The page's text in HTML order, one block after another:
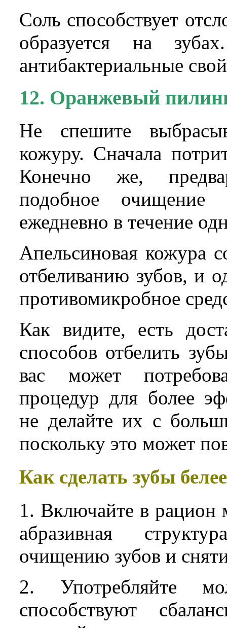
Соль способствует
образуется на
антибактериальные
12. Оранжевый
Не спешите
кожуру. Сначала
Конечно же,
подобное очищение
ежедневно в течение
Апельсиновая кожура
отбеливанию зубов, и
противомикробное
Как видите, есть
способов отбелить
вас может
процедур для более
не делайте их с
поскольку это может
Как сделать зубы
1. Включайте в рацион
абразивная
очищению зубов и
2. Употребляйте
способствуют